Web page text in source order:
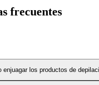
frecuentes
enjuagar los productos de